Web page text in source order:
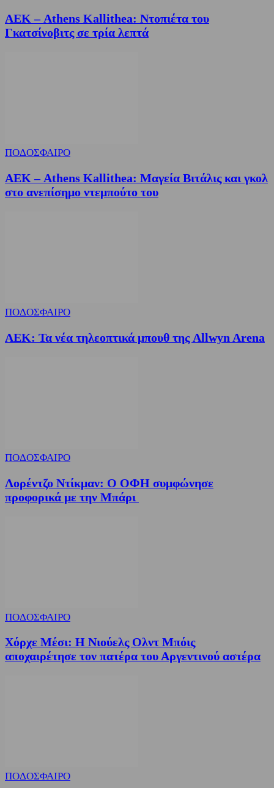
ΑΕΚ – Athens Kallithea: Ντοπιέτα του
Γκατσίνοβιτς σε τρία λεπτά
ΠΟΔΟΣΦΑΙΡΟ
ΑΕΚ – Athens Kallithea: Μαγεία Βιτάλις και γκολ
στο ανεπίσημο ντεμπούτο του
ΠΟΔΟΣΦΑΙΡΟ
ΑΕΚ: Τα νέα τηλεοπτικά μπουθ της Allwyn Arena
ΠΟΔΟΣΦΑΙΡΟ
Λορέντζο Ντίκμαν: Ο ΟΦΗ συμφώνησε
προφορικά με την Μπάρι
ΠΟΔΟΣΦΑΙΡΟ
Χόρχε Μέσι: Η Νιούελς Ολντ Μπόις
αποχαιρέτησε τον πατέρα του Αργεντινού αστέρα
ΠΟΔΟΣΦΑΙΡΟ